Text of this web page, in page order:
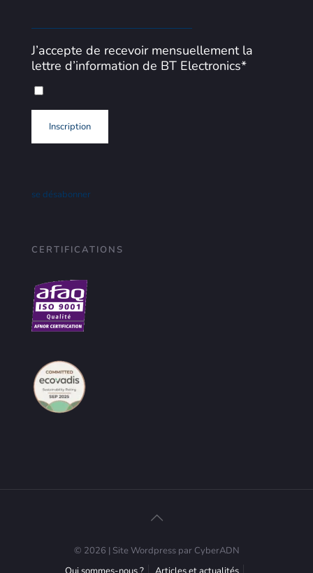
J’accepte de recevoir mensuellement la
lettre d’information de BT Electronics*
se désabonner
CERTIFICATIONS
© 2026 | Site Wordpress par CyberADN